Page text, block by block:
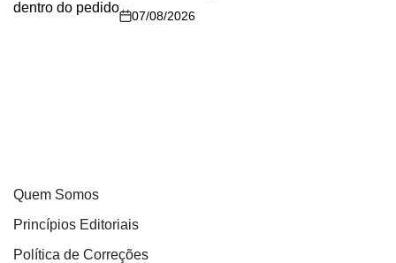
07/08/2026
Quem Somos
Princípios Editoriais
Política de Correções